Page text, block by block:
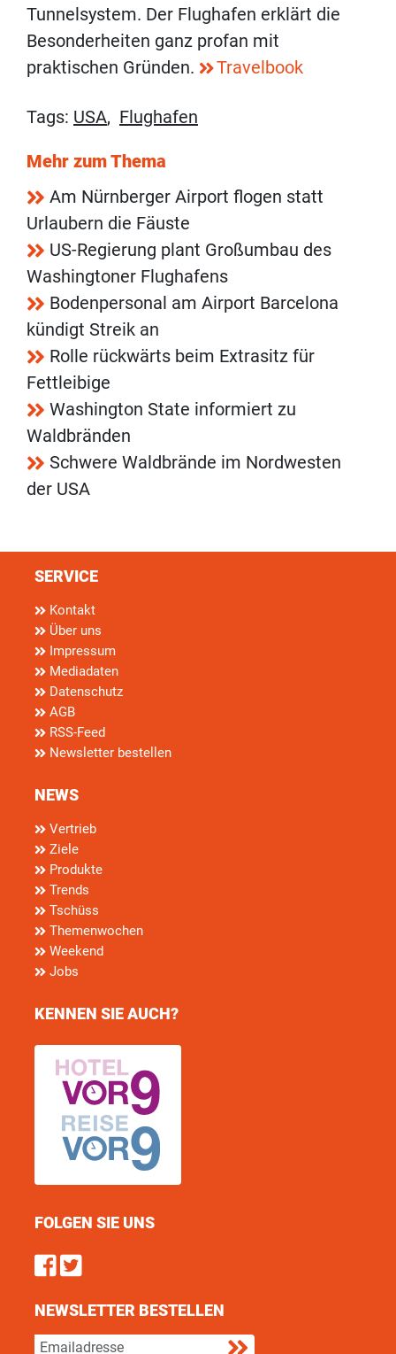
Tunnelsystem. Der Flughafen erklärt die
Besonderheiten ganz profan mit
praktischen Gründen.
Travelbook
Tags: USA, Flughafen
Mehr zum Thema
Am Nürnberger Airport flogen statt
Urlaubern die Fäuste
US-Regierung plant Großumbau des
Washingtoner Flughafens
Bodenpersonal am Airport Barcelona
kündigt Streik an
Rolle rückwärts beim Extrasitz für
Fettleibige
Washington State informiert zu
Waldbränden
Schwere Waldbrände im Nordwesten
der USA
SERVICE
Kontakt
Über uns
Impressum
Mediadaten
Datenschutz
AGB
RSS-Feed
Newsletter bestellen
NEWS
Vertrieb
Ziele
Produkte
Trends
Tschüss
Themenwochen
Weekend
Jobs
KENNEN SIE AUCH?
FOLGEN SIE UNS
Find us on Facebook
Follow us on Twitter
NEWSLETTER BESTELLEN